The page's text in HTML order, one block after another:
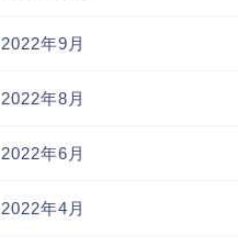
2022年9月
2022年8月
2022年6月
2022年4月